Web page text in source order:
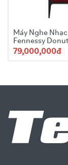
Máy Nghe
Fennessy
Quicksand 2025
79,000,000đ